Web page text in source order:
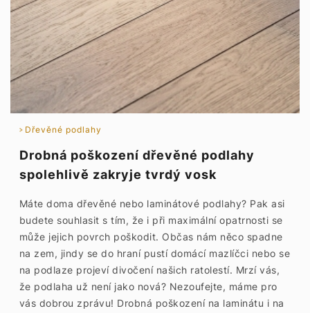
Dřevěné podlahy
Drobná poškození dřevěné podlahy
spolehlivě zakryje tvrdý vosk
Máte doma dřevěné nebo laminátové podlahy? Pak asi
budete souhlasit s tím, že i při maximální opatrnosti se
může jejich povrch poškodit. Občas nám něco spadne
na zem, jindy se do hraní pustí domácí mazlíčci nebo se
na podlaze projeví divočení našich ratolestí. Mrzí vás,
že podlaha už není jako nová? Nezoufejte, máme pro
vás dobrou zprávu! Drobná poškození na laminátu i na